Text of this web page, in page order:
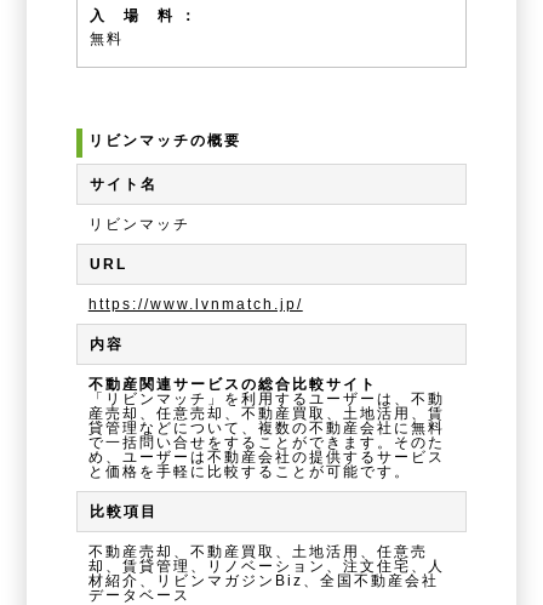
入 場 料 ：
無料
リビンマッチの概要
サイト名
リビンマッチ
URL
https://www.lvnmatch.jp/
内容
不動産関連サービスの総合比較サイト
「リビンマッチ」を利用するユーザーは、不動
産売却、任意売却、不動産買取、土地活用、賃
貸管理などについて、複数の不動産会社に無料
で一括問い合せをすることができます。そのた
め、ユーザーは不動産会社の提供するサービス
と価格を手軽に比較することが可能です。
比較項目
不動産売却、不動産買取、土地活用、任意売
却、賃貸管理、リノベーション、注文住宅、人
材紹介、リビンマガジンBiz、全国不動産会社
データベース